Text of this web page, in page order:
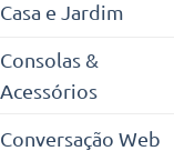
Casa e Jardim
Consolas &
Acessórios
Conversação Web